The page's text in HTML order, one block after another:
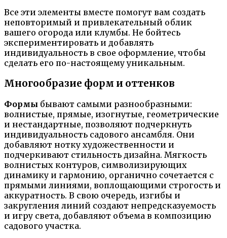
Все эти элементы вместе помогут вам создать
неповторимый и привлекательный облик
вашего огорода или клумбы. Не бойтесь
экспериментировать и добавлять
индивидуальность в свое оформление, чтобы
сделать его по-настоящему уникальным.
Многообразие форм и оттенков
Формы бывают самыми разнообразными:
волнистые, прямые, изогнутые, геометрические
и нестандартные, позволяют подчеркнуть
индивидуальность садового ансамбля. Они
добавляют нотку художественности и
подчеркивают стильность дизайна. Мягкость
волнистых контуров, символизирующих
динамику и гармонию, органично сочетается с
прямыми линиями, воплощающими строгость и
аккуратность. В свою очередь, изгибы и
закругления линий создают непредсказуемость
и игру света, добавляют объема в композицию
садового участка.